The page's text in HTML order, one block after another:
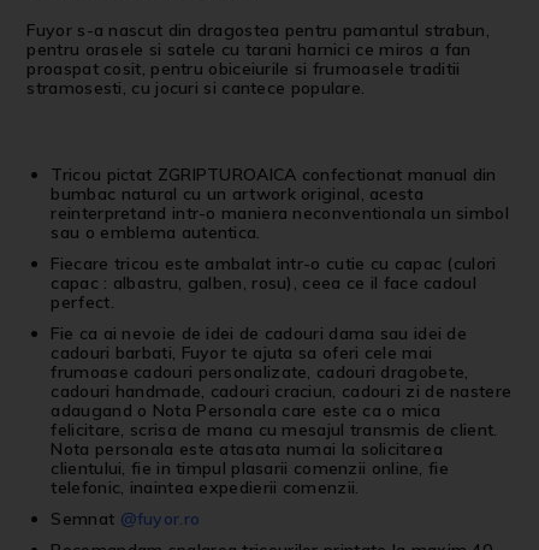
Fuyor s-a nascut din dragostea pentru pamantul strabun,
pentru orasele si satele cu tarani harnici ce miros a fan
proaspat cosit, pentru obiceiurile si frumoasele traditii
stramosesti, cu jocuri si cantece populare.
Tricou pictat ZGRIPTUROAICA confectionat manual din
bumbac natural cu un artwork original, acesta
reinterpretand intr-o maniera neconventionala un simbol
sau o emblema autentica.
Fiecare tricou este ambalat intr-o cutie cu capac (culori
capac : albastru, galben, rosu), ceea ce il face cadoul
perfect.
Fie ca ai nevoie de idei de cadouri dama sau idei de
cadouri barbati, Fuyor te ajuta sa oferi cele mai
frumoase cadouri personalizate, cadouri dragobete,
cadouri handmade, cadouri craciun, cadouri zi de nastere
adaugand o Nota Personala care este ca o mica
felicitare, scrisa de mana cu mesajul transmis de client.
Nota personala este atasata numai la solicitarea
clientului, fie in timpul plasarii comenzii online, fie
telefonic, inaintea expedierii comenzii.
Semnat @fuyor.ro